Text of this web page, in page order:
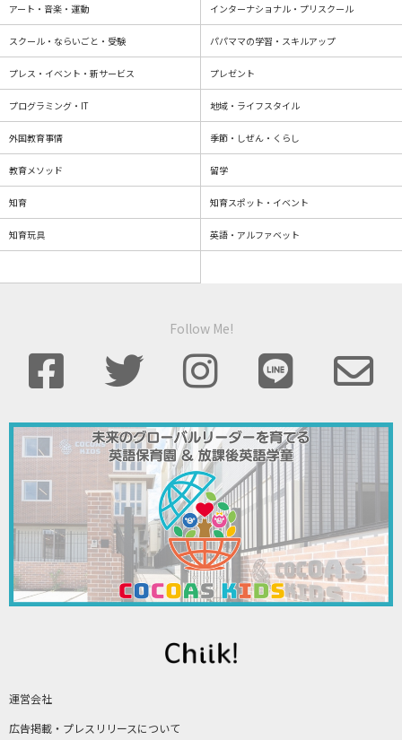
運営会社
広告掲載・プレスリリースについて
アート・音楽・運動 インターナショナル・プリスクール
スクール・ならいごと・受験 パパママの学習・スキルアップ
プレス・イベント・新サービス プレゼント
プログラミング・IT 地域・ライフスタイル
外国教育事情 季節・しぜん・くらし
教育メソッド 留学
知育 知育スポット・イベント
知育玩具 英語・アルファベット
Follow Me!